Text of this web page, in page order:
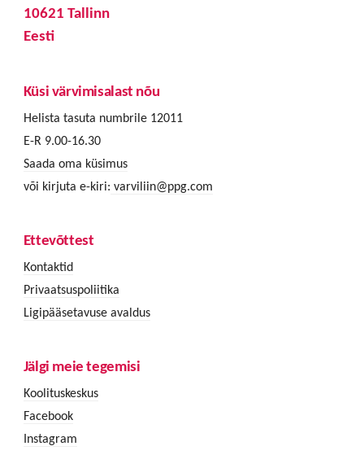
10621 Tallinn
Eesti
Küsi värvimisalast nõu
Helista tasuta numbrile 12011
E-R 9.00-16.30
Saada oma küsimus
või kirjuta e-kiri: varviliin@ppg.com
Ettevõttest
Kontaktid
Privaatsuspoliitika
Ligipääsetavuse avaldus
Jälgi meie tegemisi
Koolituskeskus
Facebook
Instagram